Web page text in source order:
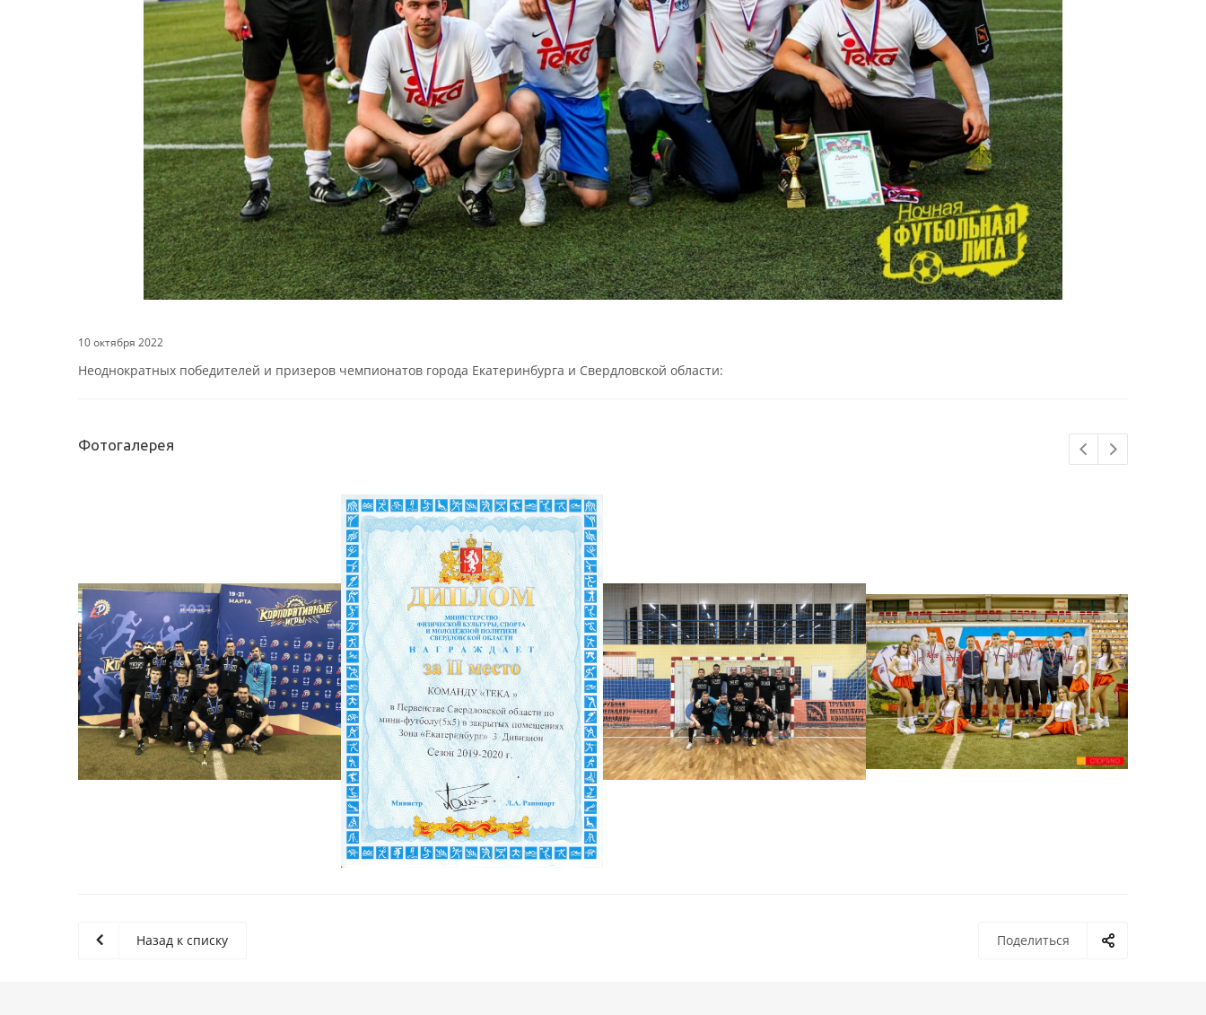
10 октября 2022
Неоднократных победителей и призеров чемпионатов города Екатеринбурга и Свердловской области:
Фотогалерея
Поделиться
Назад к списку